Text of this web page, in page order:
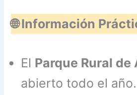
🌐 Información
El Parque Rural de
abierto todo el año.